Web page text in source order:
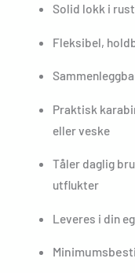
Solid lokk i
Fleksibel,
Praktisk
eller veske
Tåler daglig
utflukter
Leveres i din